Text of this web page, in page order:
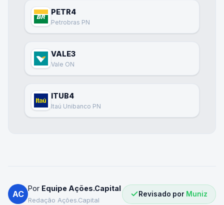
PETR4
Petrobras PN
VALE3
Vale ON
ITUB4
Itaú Unibanco PN
AC
Por Equipe Ações.Capital
Redação Ações.Capital
Revisado por Muniz